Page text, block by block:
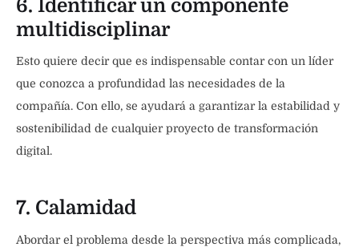
6. Identificar un componente
multidisciplinar
Esto quiere decir que es indispensable contar con un líder
que conozca a profundidad las necesidades de la
compañía. Con ello, se ayudará a garantizar la estabilidad y
sostenibilidad de cualquier proyecto de transformación
digital.
7. Calamidad
Abordar el problema desde la perspectiva más complicada,